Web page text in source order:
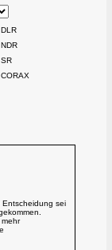
DLR
NDR
SR
CORAX
Entscheidung sei